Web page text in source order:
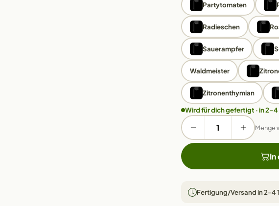
Partytomaten
Radieschen
Sauerampfer
Waldmeister
Zitronenthymian
Wird für dich gefertigt · in 2–4
Menge
In
Fertigung/Versand in 2–4